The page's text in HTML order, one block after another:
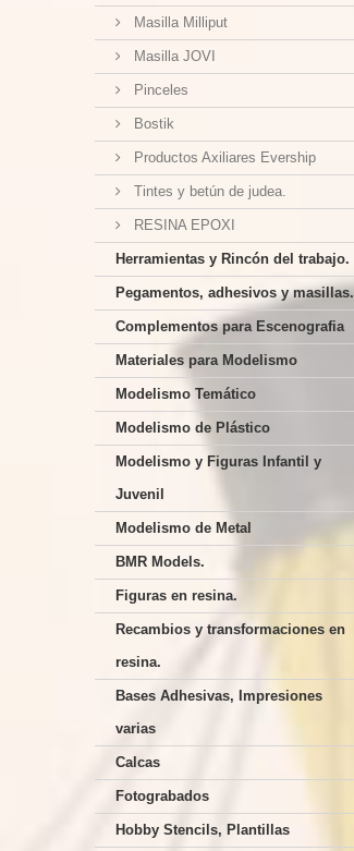
Masilla Milliput
Masilla JOVI
Pinceles
Bostik
Productos Axiliares Evership
Tintes y betún de judea.
RESINA EPOXI
Herramientas y Rincón del trabajo.
Pegamentos, adhesivos y masillas.
Complementos para Escenografia
Materiales para Modelismo
Modelismo Temático
Modelismo de Plástico
Modelismo y Figuras Infantil y
Juvenil
Modelismo de Metal
BMR Models.
Figuras en resina.
Recambios y transformaciones en
resina.
Bases Adhesivas, Impresiones
varias
Calcas
Fotograbados
Hobby Stencils, Plantillas